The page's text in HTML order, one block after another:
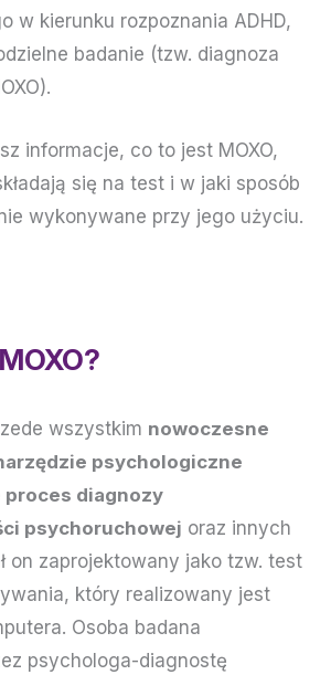
w kierunku rozpoznania ADHD,
badanie (tzw. diagnoza
informacje, co to jest MOXO,
się na test i w jaki sposób
wykonywane przy jego użyciu.
wszystkim nowoczesne
psychologiczne
proces diagnozy
psychoruchowej oraz innych
on zaprojektowany jako tzw. test
który realizowany jest
Osoba badana
psychologa-diagnostę